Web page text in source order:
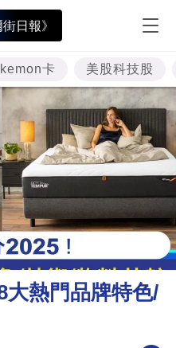
日報》
卡 美股科技股
大熱門品牌特色/